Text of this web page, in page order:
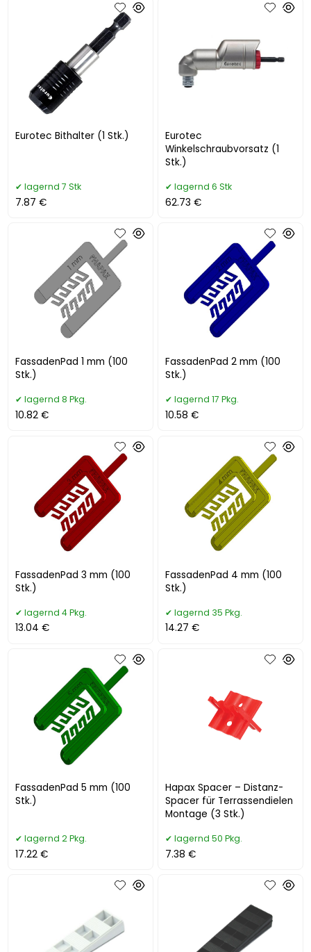
Eurotec Bithalter (1 Stk.)
lagernd 7 Stk
7.87 €
Eurotec
Winkelschraubvorsatz (1
Stk.)
lagernd 6 Stk
62.73 €
FassadenPad 1 mm (100
Stk.)
lagernd 8 Pkg.
10.82 €
FassadenPad 2 mm (100
Stk.)
lagernd 17 Pkg.
10.58 €
FassadenPad 3 mm (100
Stk.)
lagernd 4 Pkg.
13.04 €
FassadenPad 4 mm (100
Stk.)
lagernd 35 Pkg.
14.27 €
FassadenPad 5 mm (100
Stk.)
lagernd 2 Pkg.
17.22 €
Hapax Spacer – Distanz-
Spacer für Terrassendielen
Montage (3 Stk.)
lagernd 50 Pkg.
7.38 €